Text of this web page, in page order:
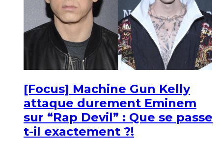
[Focus] Machine Gun Kelly
attaque durement Eminem
sur “Rap Devil” : Que se passe
t-il exactement ?!